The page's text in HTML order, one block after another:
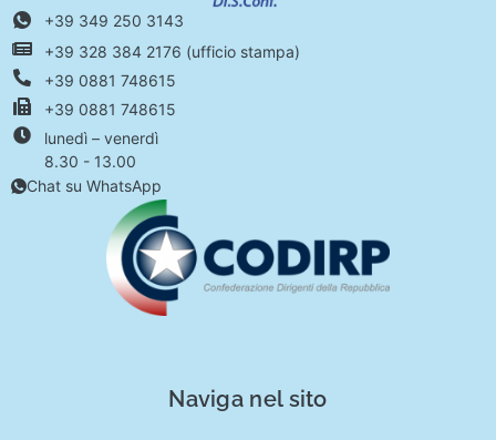
+39 349 250 3143
+39 328 384 2176 (ufficio stampa)
+39 0881 748615
+39 0881 748615
lunedì – venerdì
8.30 - 13.00
Chat su WhatsApp
Naviga nel sito